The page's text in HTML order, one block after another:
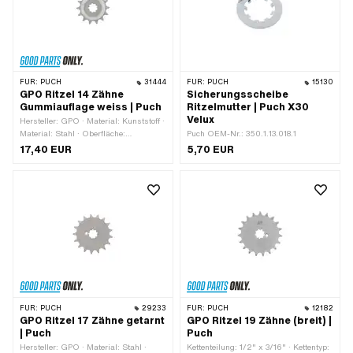
FÜR: PUCH 31444
GPO Ritzel 14 Zähne
Gummiauflage weiss | Puch
Hersteller: GPO · Material: Kunststoff ·
Material: Stahl · Oberfläche:
sandgestrahlt · Kettenteilung: 1/2" x
Verzahnung · Gesamtdicke: 16 mm
17,40 EUR
FÜR: PUCH 15130
Sicherungsscheibe
Ritzelmutter | Puch X30
Velux
Puch OEM-Nr.: 350.1.13.018.1
5,70 EUR
FÜR: PUCH 29233
GPO Ritzel 17 Zähne getarnt
| Puch
Hersteller: GPO · Material: Stahl ·
FÜR: PUCH 12182
GPO Ritzel 19 Zähne (breit) |
Puch
Kettenteilung: 1/2" x 3/16" · Kettentyp: